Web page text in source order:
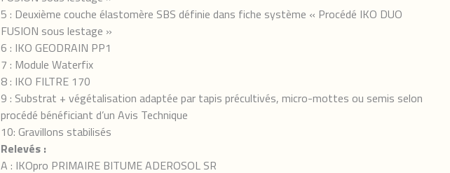
5 : Deuxième couche élastomère SBS définie dans fiche système « Procédé IKO DUO
FUSION sous lestage »
6 : IKO GEODRAIN PP1
7 : Module Waterfix
8 : IKO FILTRE 170
9 : Substrat + végétalisation adaptée par tapis précultivés, micro-mottes ou semis selon
procédé bénéficiant d’un Avis Technique
10: Gravillons stabilisés
Relevés :
A : IKOpro PRIMAIRE BITUME ADEROSOL SR